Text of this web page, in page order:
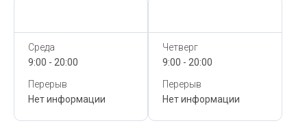
Среда
9:00 - 20:00
Перерыв
Нет информации
Четверг
9:00 - 20:00
Перерыв
Нет информации